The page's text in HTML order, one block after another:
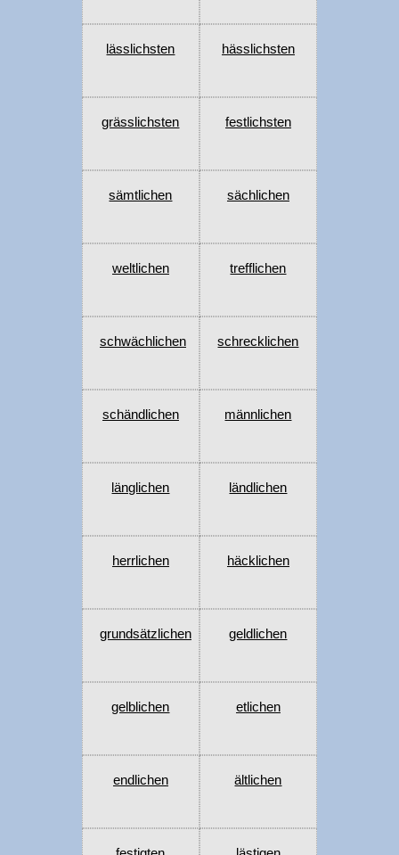
lässlichsten hässlichsten
grässlichsten festlichsten
sämtlichen sächlichen
weltlichen trefflichen
schwächlichen schrecklichen
schändlichen männlichen
länglichen ländlichen
herrlichen häcklichen
grundsätzlichen geldlichen
gelblichen etlichen
endlichen ältlichen